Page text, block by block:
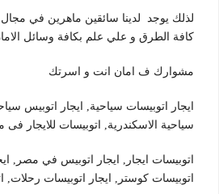
لذلك يوجد لدينا سائقين ماهرين في مجال
كافة الطرق و علي علم بكافة وسائل
مشوارك ف امان انت و اسرتك
ايجار اتوبيسات سياحية, ايجار اتوبيس
سياحية الاسكندرية, اتوبيسات للايجار
اتوبيسات ايجار, ايجار اتوبيس في مصر,
اتوبيسات كوستر, ايجار اتوبيسات رحلات,